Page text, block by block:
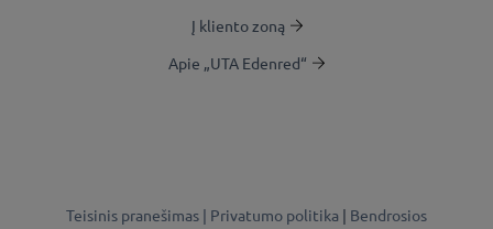
Į kliento zoną
Apie „UTA Edenred“
Teisinis pranešimas | Privatumo politika | Bendrosios